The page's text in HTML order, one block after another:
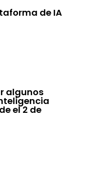
de IA
algunos
el 2 de